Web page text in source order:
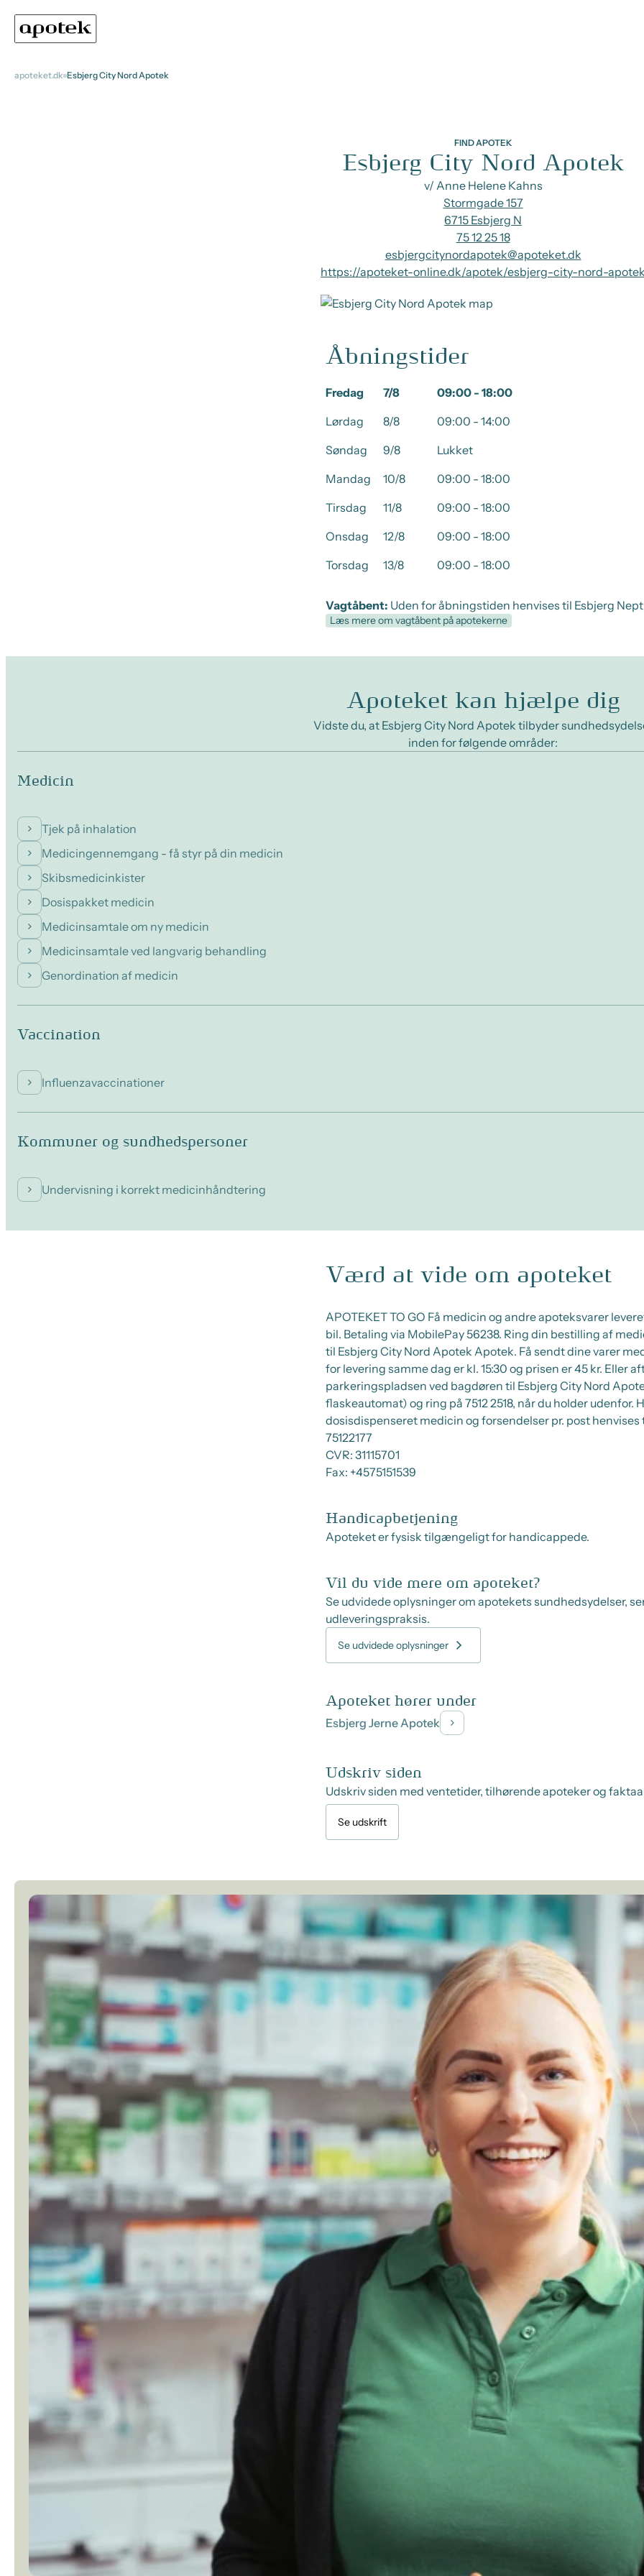
apoteket.dk Esbjerg City Nord Apotek
FIND APOTEK
Esbjerg City Nord Apotek
v/ Anne Helene Kahns
Stormgade 157
6715 Esbjerg N
75 12 25 18
esbjergcitynordapotek@apoteket.dk
https://apoteket-online.dk/apotek/esbjerg-city-nord-
Åbningstider
Fredag 7/8
09:00 - 18:00
Lørdag
8/8
09:00 - 14:00
Søndag
9/8
Lukket
Mandag
10/8
09:00 - 18:00
Tirsdag
11/8
09:00 - 18:00
Onsdag
12/8
09:00 - 18:00
Torsdag
13/8 09:00 - 18:00
Vagtåbent: Uden for åbningstiden henvises til Esbjerg
Læs mere om vagtåbent på apotekerne
Apoteket kan hjælpe dig
Vidste du, at Esbjerg City Nord Apotek tilbyder
inden for følgende områder:
Medicin
Tjek på inhalation
Medicingennemgang - få styr på din medicin
Skibsmedicinkister
Dosispakket medicin
Medicinsamtale om ny medicin
Medicinsamtale ved langvarig behandling
Genordination af medicin
Vaccination
Influenzavaccinationer
Kommuner og sundhedspersoner
Undervisning i korrekt medicinhåndtering
Værd at vide om apoteket
APOTEKET TO GO Få medicin og andre apoteksvarer
bil. Betaling via MobilePay 56238. Ring din bestilling af
til Esbjerg City Nord Apotek Apotek. Få sendt dine varer
for levering samme dag er kl. 15:30 og prisen er 45 kr. Eller
parkeringspladsen ved bagdøren til Esbjerg City Nord
flaskeautomat) og ring på 7512 2518, når du holder udenfor.
dosisdispenseret medicin og forsendelser pr. post henvises
75122177
CVR: 31115701
Fax: +4575151539
Handicapbetjening
Apoteket er fysisk tilgængeligt for handicappede.
Vil du vide mere om apoteket?
Se udvidede oplysninger om apotekets sundhedsydelser,
udleveringspraksis.
Se udvidede oplysninger
Apoteket hører under
Esbjerg Jerne Apotek
Udskriv siden
Udskriv siden med ventetider, tilhørende apoteker og
Se udskrift